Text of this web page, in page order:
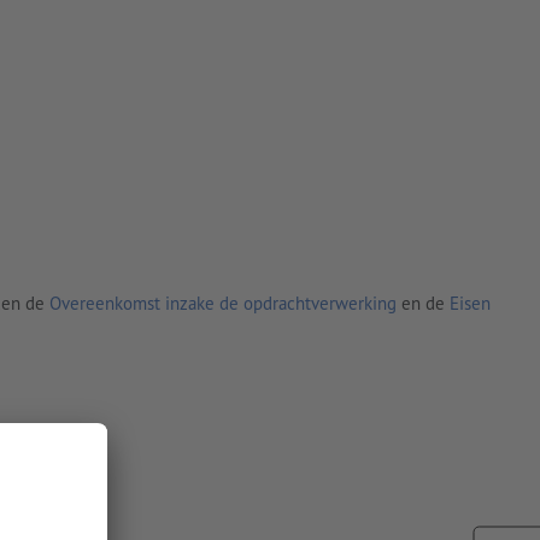
de Overeenkomst inzake de opdrachtverwerking en de Eisen